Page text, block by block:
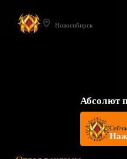
Новосибирск
Абсолют